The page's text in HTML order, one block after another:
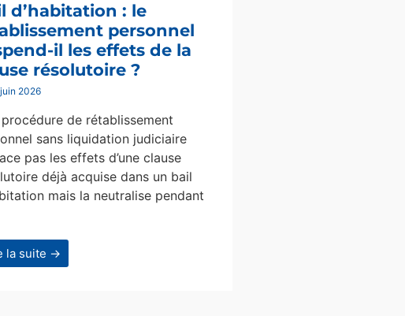
d’habitation : le
personnel
il les effets de la
résolutoire ?
2026
de rétablissement
sans liquidation judiciaire
pas les effets d’une clause
déjà acquise dans un bail
mais la neutralise pendant
la suite →